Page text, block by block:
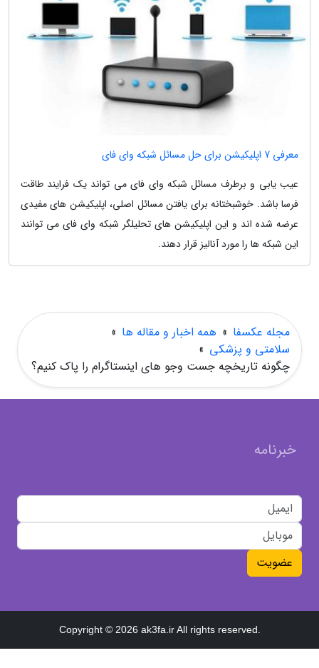
معرفی 7 اپلیکیشن برای حل مسائل شبکه وای فای
عیب یابی و برطرف مسائل شبکه وای فای می تواند یک فرایند طاقت
فرسا باشد. خوشبختانه برای یافتن مسائل اصلی، اپلیکیشن های مفیدی
عرضه شده اند و این اپلیکیشن های تحلیلگر شبکه وای فای می توانند
این شبکه ها را مورد آنالیز قرار دهند.
مجله عکسفا » همه اخبار و مقاله ها »
سلامتی و پزشکی »
چگونه تاریخچه جست وجو های اینستاگرام را پاک کنیم؟
خبرنامه
عضویت
Copyright © 2026 ak3fa.ir All rights reserved.